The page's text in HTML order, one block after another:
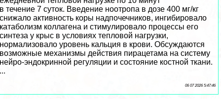
в течение 7 суток. Введение ноотропа в дозе 400 мг/кг
снижало активность коры надпочечников, ингибировало
катаболизм коллагена и стимулировало процессы его
синтеза у крыс в условиях тепловой нагрузки,
нормализовало уровень кальция в крови. Обсуждаются
возможные механизмы действия пирацетама на систему
нейро-эндокринной регуляции и состояние костной ткани.
...
06 07 2026 5:47:46